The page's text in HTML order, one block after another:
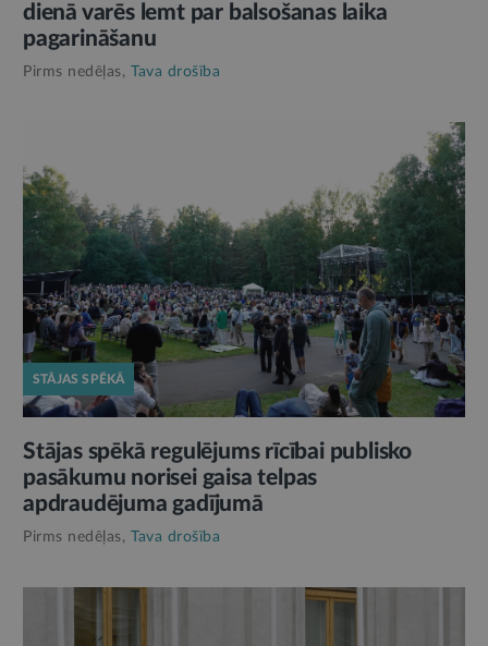
dienā varēs lemt par balsošanas laika
pagarināšanu
Pirms nedēļas, Tava drošība
STĀJAS SPĒKĀ
Stājas spēkā regulējums rīcībai publisko
pasākumu norisei gaisa telpas
apdraudējuma gadījumā
Pirms nedēļas, Tava drošība